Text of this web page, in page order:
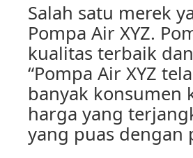
Salah satu merek
Pompa Air XYZ.
kualitas terbaik
“Pompa Air XYZ
banyak konsumen
harga yang
yang puas dengan